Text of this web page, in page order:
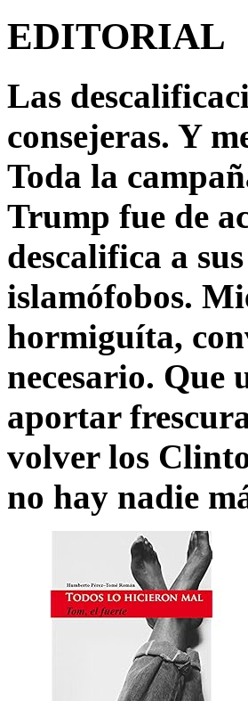
EDITORIAL
Las
consejeras. Y
Toda la
Trump fue de
descalifica a
islamófobos.
hormiguíta,
necesario. Que
aportar
volver los
no hay nadie